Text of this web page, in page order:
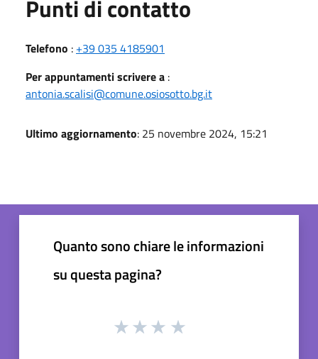
Punti di contatto
Telefono : +39 035 4185901
Per appuntamenti scrivere a :
antonia.scalisi@comune.osiosotto.bg.it
Ultimo aggiornamento: 25 novembre 2024, 15:21
Quanto sono chiare le informazioni
su questa pagina?